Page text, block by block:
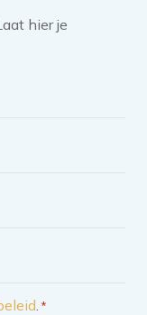
hier je
*